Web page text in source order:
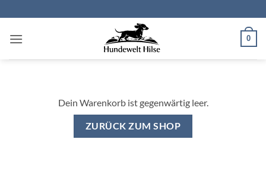
Inhalt
springen
0
Dein Warenkorb ist gegenwärtig leer.
ZURÜCK ZUM SHOP